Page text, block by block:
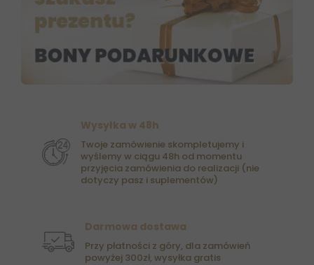
Wysyłka w 48h
Twoje zamówienie skompletujemy i
wyślemy w ciągu 48h od momentu
przyjęcia zamówienia do realizacji (nie
dotyczy pasz i suplementów)
Darmowa dostawa
Przy płatności z góry, dla zamówień
powyżej 300zł, wysyłka gratis